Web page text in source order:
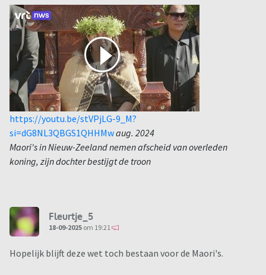
https://youtu.be/stVPjLG-9_M?
si=dG8NL3QBGS1QHHMwaug. 2024
Maori's in Nieuw-Zeeland nemen afscheid van overleden
koning, zijn dochter bestijgt de troon
Fleurtje_5
18-09-2025 om 19:21
Hopelijk blijft deze wet toch bestaan voor de Maori's.